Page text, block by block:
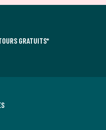
GRATUITS*